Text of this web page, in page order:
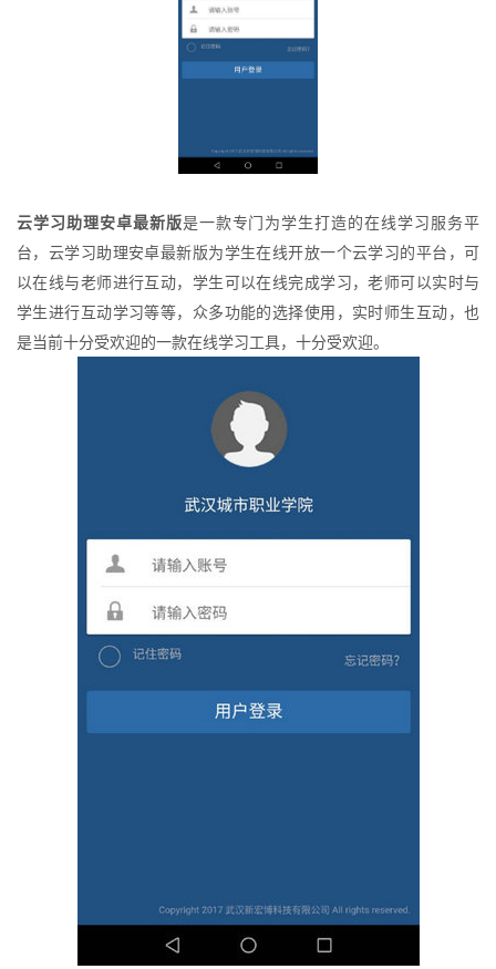
云学习助理安卓最新版是一款专门为学生打造的在线学习服务平
台，云学习助理安卓最新版为学生在线开放一个云学习的平台，可
以在线与老师进行互动，学生可以在线完成学习，老师可以实时与
学生进行互动学习等等，众多功能的选择使用，实时师生互动，也
是当前十分受欢迎的一款在线学习工具，十分受欢迎。